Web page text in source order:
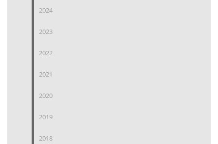
2024
2023
2022
2021
2020
2019
2018